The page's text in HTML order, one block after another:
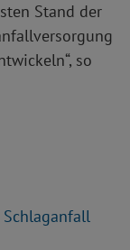
Stand der
so